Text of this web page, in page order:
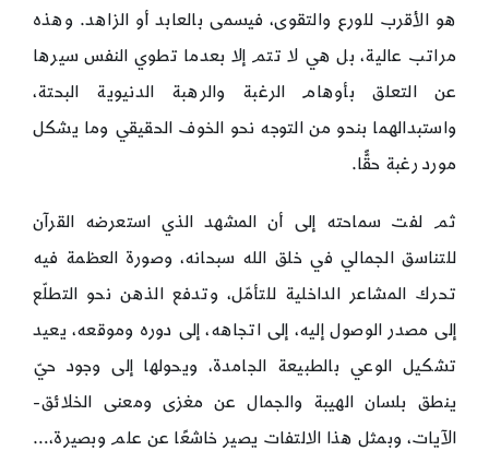
هو الأقرب للورع والتقوى، فيسمى بالعابد أو الزاهد. وهذه
مراتب عالية، بل هي لا تتم إلا بعدما تطوي النفس سيرها
عن التعلق بأوهام الرغبة والرهبة الدنيوية البحتة،
واستبدالهما بنحو من التوجه نحو الخوف الحقيقي وما يشكل
مورد رغبة حقًّا.
ثم لفت سماحته إلى أن المشهد الذي استعرضه القرآن
للتناسق الجمالي في خلق الله سبحانه، وصورة العظمة فيه
تحرك المشاعر الداخلية للتأمّل، وتدفع الذهن نحو التطلّع
إلى مصدر الوصول إليه، إلى اتجاهه، إلى دوره وموقعه، يعيد
تشكيل الوعي بالطبيعة الجامدة، ويحولها إلى وجود حيّ
ينطق بلسان الهيبة والجمال عن مغزى ومعنى الخلائق-
الآيات، وبمثل هذا الالتفات يصير خاشعًا عن علم وبصيرة،…